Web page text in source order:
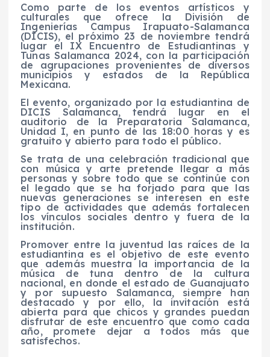
Como parte de los eventos artísticos y
culturales que ofrece la División de
Ingenierías Campus Irapuato-Salamanca
(DICIS), el próximo 23 de noviembre tendrá
lugar el IX Encuentro de Estudiantinas y
Tunas Salamanca 2024, con la participación
de agrupaciones provenientes de diversos
municipios y estados de la República
Mexicana.
El evento, organizado por la estudiantina de
DICIS Salamanca, tendrá lugar en el
auditorio de la Preparatoria Salamanca,
Unidad I, en punto de las 18:00 horas y es
gratuito y abierto para todo el público.
Se trata de una celebración tradicional que
con música y arte pretende llegar a más
personas y sobre todo que se continúe con
el legado que se ha forjado para que las
nuevas generaciones se interesen en este
tipo de actividades que además fortalecen
los vínculos sociales dentro y fuera de la
institución.
Promover entre la juventud las raíces de la
estudiantina es el objetivo de este evento
que además muestra la importancia de la
música de tuna dentro de la cultura
nacional, en donde el estado de Guanajuato
y por supuesto Salamanca, siempre han
destacado y por ello, la invitación está
abierta para que chicos y grandes puedan
disfrutar de este encuentro que como cada
año, promete dejar a todos más que
satisfechos.